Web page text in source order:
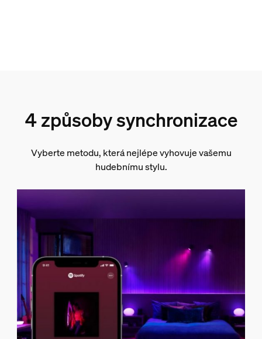
4 způsoby synchronizace
Vyberte metodu, která nejlépe vyhovuje vašemu
hudebnímu stylu.